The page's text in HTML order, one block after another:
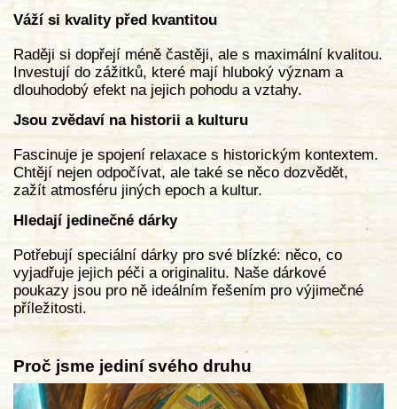
Váží si kvality před kvantitou
Raději si dopřejí méně častěji, ale s maximální kvalitou.
Investují do zážitků, které mají hluboký význam a
dlouhodobý efekt na jejich pohodu a vztahy.
Jsou zvědaví na historii a kulturu
Fascinuje je spojení relaxace s historickým kontextem.
Chtějí nejen odpočívat, ale také se něco dozvědět,
zažít atmosféru jiných epoch a kultur.
Hledají jedinečné dárky
Potřebují speciální dárky pro své blízké: něco, co
vyjadřuje jejich péči a originalitu. Naše dárkové
poukazy jsou pro ně ideálním řešením pro výjimečné
příležitosti.
Proč jsme jediní svého druhu